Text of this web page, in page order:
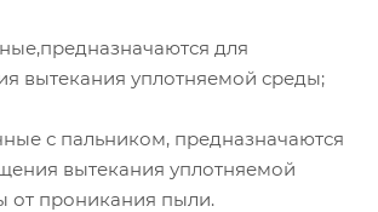
для
вытекания уплотняемой среды;
с пальником, предназначаются
вытекания уплотняемой
от проникания пыли.